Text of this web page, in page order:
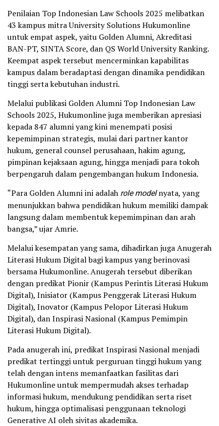
Penilaian Top Indonesian Law Schools 2025 melibatkan
43 kampus mitra University Solutions Hukumonline
untuk empat aspek, yaitu Golden Alumni, Akreditasi
BAN-PT, SINTA Score, dan QS World University Ranking.
Keempat aspek tersebut mencerminkan kapabilitas
kampus dalam beradaptasi dengan dinamika pendidikan
tinggi serta kebutuhan industri.
Melalui publikasi Golden Alumni Top Indonesian Law
Schools 2025, Hukumonline juga memberikan apresiasi
kepada 847 alumni yang kini menempati posisi
kepemimpinan strategis, mulai dari partner kantor
hukum, general counsel perusahaan, hakim agung,
pimpinan kejaksaan agung, hingga menjadi para tokoh
berpengaruh dalam pengembangan hukum Indonesia.
“Para Golden Alumni ini adalah role modelnyata, yang
menunjukkan bahwa pendidikan hukum memiliki dampak
langsung dalam membentuk kepemimpinan dan arah
bangsa,” ujar Amrie.
Melalui kesempatan yang sama, dihadirkan juga Anugerah
Literasi Hukum Digital bagi kampus yang berinovasi
bersama Hukumonline. Anugerah tersebut diberikan
dengan predikat Pionir (Kampus Perintis Literasi Hukum
Digital), Inisiator (Kampus Penggerak Literasi Hukum
Digital), Inovator (Kampus Pelopor Literasi Hukum
Digital), dan Inspirasi Nasional (Kampus Pemimpin
Literasi Hukum Digital).
Pada anugerah ini, predikat Inspirasi Nasional menjadi
predikat tertinggi untuk perguruan tinggi hukum yang
telah dengan intens memanfaatkan fasilitas dari
Hukumonline untuk mempermudah akses terhadap
informasi hukum, mendukung pendidikan serta riset
hukum, hingga optimalisasi penggunaan teknologi
Generative AI oleh sivitas akademika.